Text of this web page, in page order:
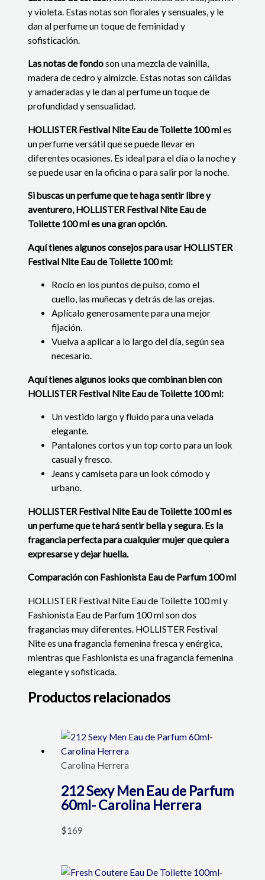
y violeta. Estas notas son florales y sensuales, y le
dan al perfume un toque de feminidad y
sofisticación.
Las notas de fondoson una mezcla de vainilla,
madera de cedro y almizcle. Estas notas son cálidas
y amaderadas y le dan al perfume un toque de
profundidad y sensualidad.
HOLLISTER Festival Nite Eau de Toilette 100 mles
un perfume versátil que se puede llevar en
diferentes ocasiones. Es ideal para el día o la noche y
se puede usar en la oficina o para salir por la noche.
Si buscas un perfume que te haga sentir libre y
aventurero, HOLLISTER Festival Nite Eau de
Toilette 100 ml es una gran opción.
Aquí tienes algunos consejos para usar HOLLISTER
Festival Nite Eau de Toilette 100 ml:
Rocío en los puntos de pulso, como el
cuello, las muñecas y detrás de las orejas.
Aplícalo generosamente para una mejor
fijación.
Vuelva a aplicar a lo largo del día, según sea
necesario.
Aquí tienes algunos looks que combinan bien con
HOLLISTER Festival Nite Eau de Toilette 100 ml:
Un vestido largo y fluido para una velada
elegante.
Pantalones cortos y un top corto para un look
casual y fresco.
Jeans y camiseta para un look cómodo y
urbano.
HOLLISTER Festival Nite Eau de Toilette 100 ml es
un perfume que te hará sentir bella y segura. Es la
fragancia perfecta para cualquier mujer que quiera
expresarse y dejar huella.
Comparación con Fashionista Eau de Parfum 100 ml
HOLLISTER Festival Nite Eau de Toilette 100 ml y
Fashionista Eau de Parfum 100 ml son dos
fragancias muy diferentes. HOLLISTER Festival
Nite es una fragancia femenina fresca y enérgica,
mientras que Fashionista es una fragancia femenina
elegante y sofisticada.
Productos relacionados
Carolina Herrera
212 Sexy Men Eau de Parfum
60ml- Carolina Herrera
$169